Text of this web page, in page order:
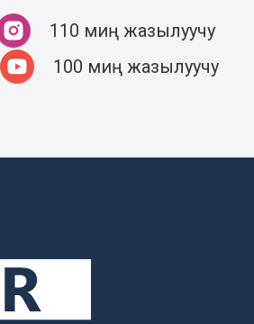
110 миң жазылуучу
100 миң жазылуучу